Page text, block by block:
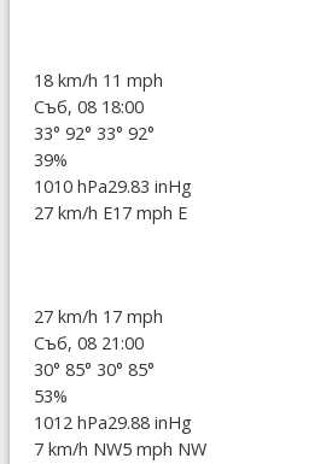
18 km/h 11 mph
Съб, 08 18:00
33° 92° 33° 92°
39%
1010 hPa29.83 inHg
27 km/h E17 mph E
27 km/h 17 mph
Съб, 08 21:00
30° 85° 30° 85°
53%
1012 hPa29.88 inHg
7 km/h NW5 mph NW